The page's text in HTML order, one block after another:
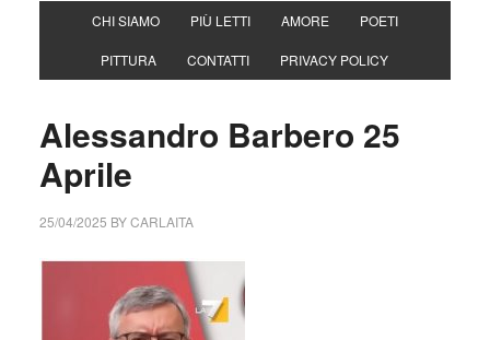
CHI SIAMO PIÙ LETTI AMORE POETI
PITTURA CONTATTI PRIVACY POLICY
Alessandro Barbero 25
Aprile
25/04/2025 BYCARLAITA